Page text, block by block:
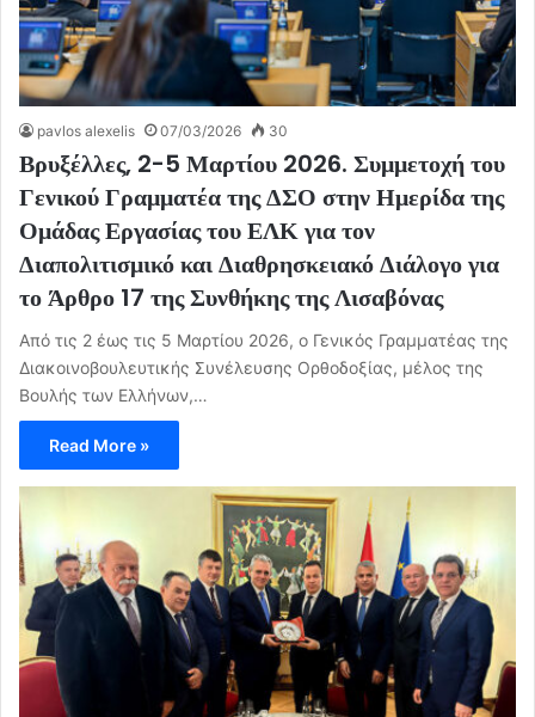
pavlos alexelis 07/03/2026 30
Βρυξέλλες, 2-5 Μαρτίου 2026. Συμμετοχή του
Γενικού Γραμματέα της ΔΣΟ στην Ημερίδα της
Ομάδας Εργασίας του ΕΛΚ για τον
Διαπολιτισμικό και Διαθρησκειακό Διάλογο για
το Άρθρο 17 της Συνθήκης της Λισαβόνας
Από τις 2 έως τις 5 Μαρτίου 2026, ο Γενικός Γραμματέας της
Διακοινοβουλευτικής Συνέλευσης Ορθοδοξίας, μέλος της
Βουλής των Ελλήνων,…
Read More »